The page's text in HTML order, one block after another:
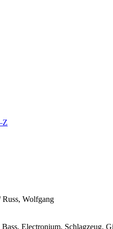
Russ, Wolfgang
Electronium, Schlagzeug,